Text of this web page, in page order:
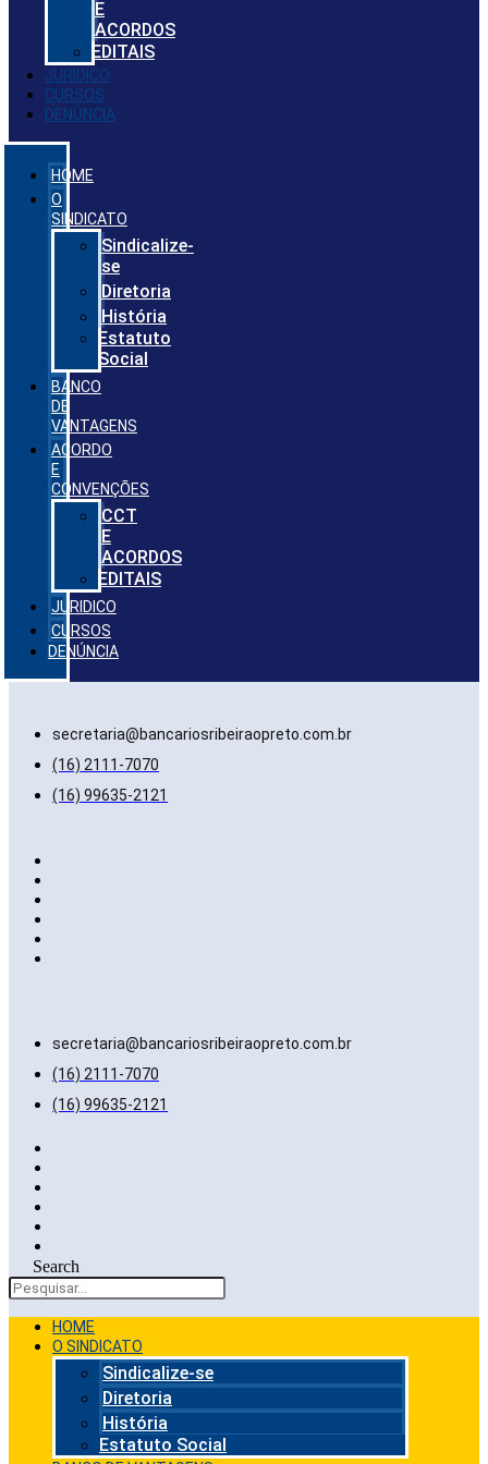
E
ACORDOS
EDITAIS
JURIDICO
CURSOS
DENÚNCIA
HOME
O
SINDICATO
Sindicalize-
se
Diretoria
História
Estatuto
Social
BANCO
DE
VANTAGENS
ACORDO
E
CONVENÇÕES
CCT
E
ACORDOS
EDITAIS
JURIDICO
CURSOS
DENÚNCIA
secretaria@bancariosribeiraopreto.com.br
(16) 2111-7070
(16) 99635-2121
secretaria@bancariosribeiraopreto.com.br
(16) 2111-7070
(16) 99635-2121
Search
HOME
O SINDICATO
Sindicalize-se
Diretoria
História
Estatuto Social